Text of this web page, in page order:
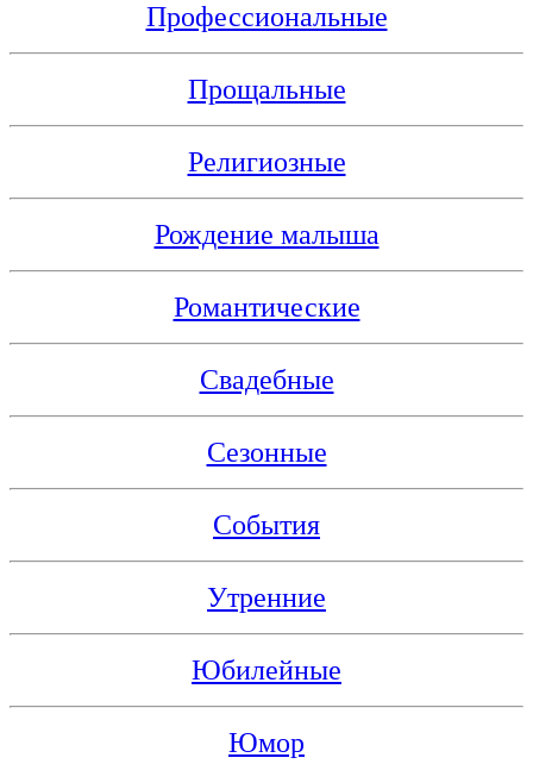
Профессиональные
Прощальные
Религиозные
Рождение малыша
Романтические
Свадебные
Сезонные
События
Утренние
Юбилейные
Юмор